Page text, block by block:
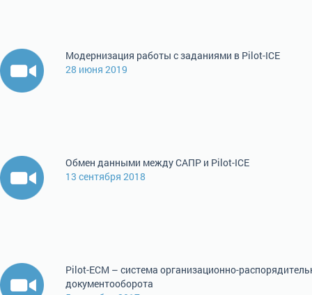
Модернизация работы с заданиями в Pilot-ICE
28 июня 2019
Обмен данными между САПР и Pilot-ICE
13 сентября 2018
Pilot-ECM – система организационно-
документооборота